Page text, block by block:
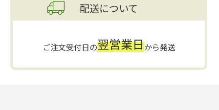
配送について
ご注文受付日の翌営業日から発送